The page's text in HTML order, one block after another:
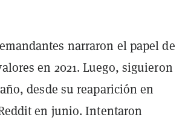
narraron el papel de
en 2021. Luego, siguieron
desde su reaparición en
en junio. Intentaron